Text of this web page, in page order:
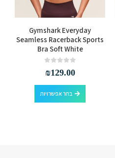
למוצר זה יש מספר סוגים. ניתן לבחור את האפשרויות בעמוד המוצר
Gymshark Everyday
Seamless Racerback Sports
Bra Soft White
₪129.00
בחר אפשרויות
למוצר זה יש מספר סוגים. ניתן לבחור את האפשרויות בעמוד המוצר